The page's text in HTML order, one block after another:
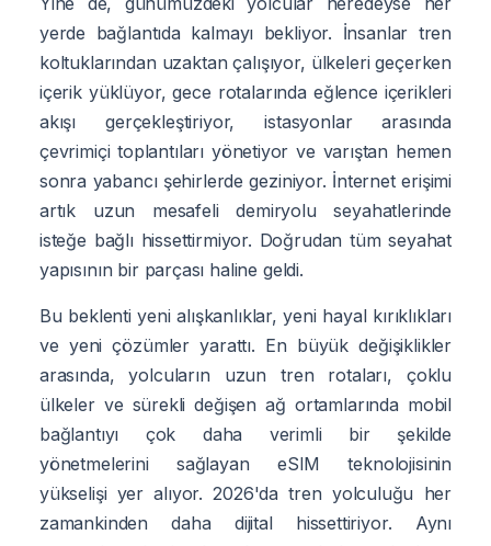
yerde bağlantıda kalmayı bekliyor. İnsanlar tren
koltuklarından uzaktan çalışıyor, ülkeleri geçerken
içerik yüklüyor, gece rotalarında eğlence içerikleri
akışı gerçekleştiriyor, istasyonlar arasında
çevrimiçi toplantıları yönetiyor ve varıştan hemen
sonra yabancı şehirlerde geziniyor. İnternet erişimi
artık uzun mesafeli demiryolu seyahatlerinde
isteğe bağlı hissettirmiyor. Doğrudan tüm seyahat
yapısının bir parçası haline geldi.
Bu beklenti yeni alışkanlıklar, yeni hayal kırıklıkları
ve yeni çözümler yarattı. En büyük değişiklikler
arasında, yolcuların uzun tren rotaları, çoklu
ülkeler ve sürekli değişen ağ ortamlarında mobil
bağlantıyı çok daha verimli bir şekilde
yönetmelerini sağlayan eSIM teknolojisinin
yükselişi yer alıyor. 2026'da tren yolculuğu her
zamankinden daha dijital hissettiriyor. Aynı